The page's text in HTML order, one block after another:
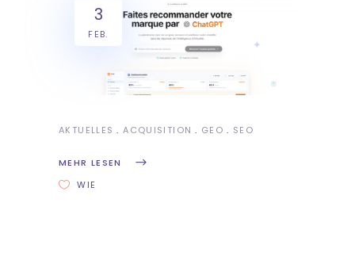
3
FEB.
AKTUELLES ACQUISITION GEO SEO
MEHR LESEN
WIE